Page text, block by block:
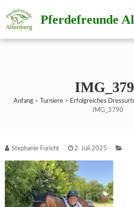
zum
Inhalt
Pferdefreunde
Anfang> Turniere> Erfolgreiches
IMG_3790
Stephanie Füricht 2. Juli 2025